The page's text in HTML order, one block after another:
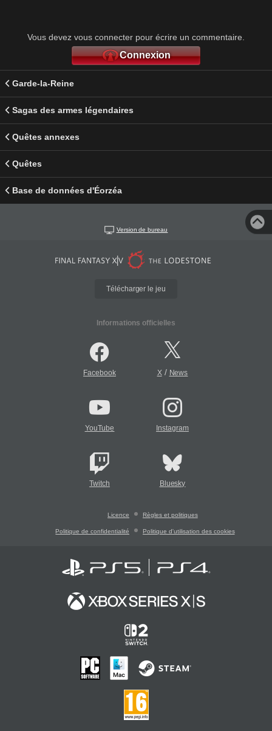
Vous devez vous connecter pour écrire un commentaire.
Connexion
Garde-la-Reine
Sagas des armes légendaires
Quêtes annexes
Quêtes
Base de données d'Éorzéa
Version de bureau
Télécharger le jeu
Informations officielles
Facebook X/ News
YouTube Instagram
Twitch Bluesky
Licence Règles et politiques
Politique de confidentialité Politique d'utilisation des cookies